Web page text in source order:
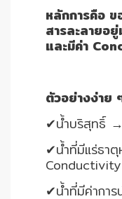
หลักการคือ ข
สารละลายอยู่
และมีค่า
ตัวอย่างง่าย
✔น้ำบริสุทธิ์
✔น้ำที่มีแร่ธา
✔น้ำที่มีค่ากา